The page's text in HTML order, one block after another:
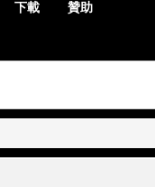
下載 贊助